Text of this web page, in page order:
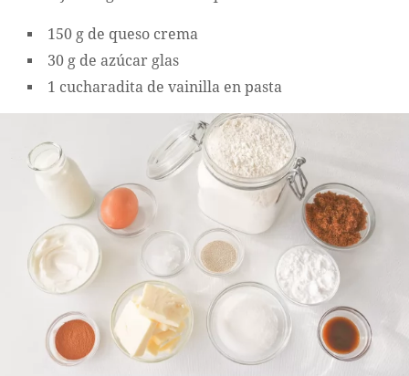
150 g de queso crema
30 g de azúcar glas
1 cucharadita de vainilla en pasta